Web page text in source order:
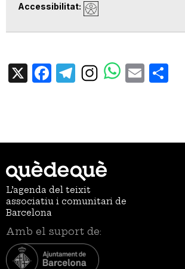
Accessibilitat
X Facebook
TelegramEmail
L’agenda del teixit
associatiu i comunitari de
Barcelona
Amb el suport de: